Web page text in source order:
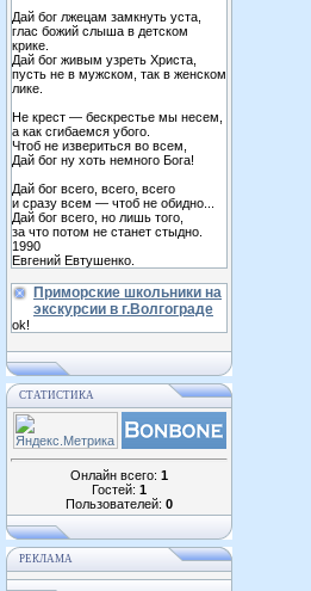
Дай бог лжецам замкнуть уста,
глас божий слыша в детском
крике.
Дай бог живым узреть Христа,
пусть не в мужском, так в женском
лике.
Не крест — бескрестье мы несем,
а как сгибаемся убого.
Чтоб не извериться во всем,
Дай бог ну хоть немного Бога!
Дай бог всего, всего, всего
и сразу всем — чтоб не обидно...
Дай бог всего, но лишь того,
за что потом не станет стыдно.
1990
Евгений Евтушенко.
Приморские школьники на
экскурсии в г.Волгограде
ok!
СТАТИСТИКА
Онлайн всего: 1
Гостей: 1
Пользователей: 0
РЕКЛАМА